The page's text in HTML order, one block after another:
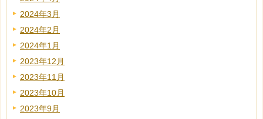
2024年3月
2024年2月
2024年1月
2023年12月
2023年11月
2023年10月
2023年9月